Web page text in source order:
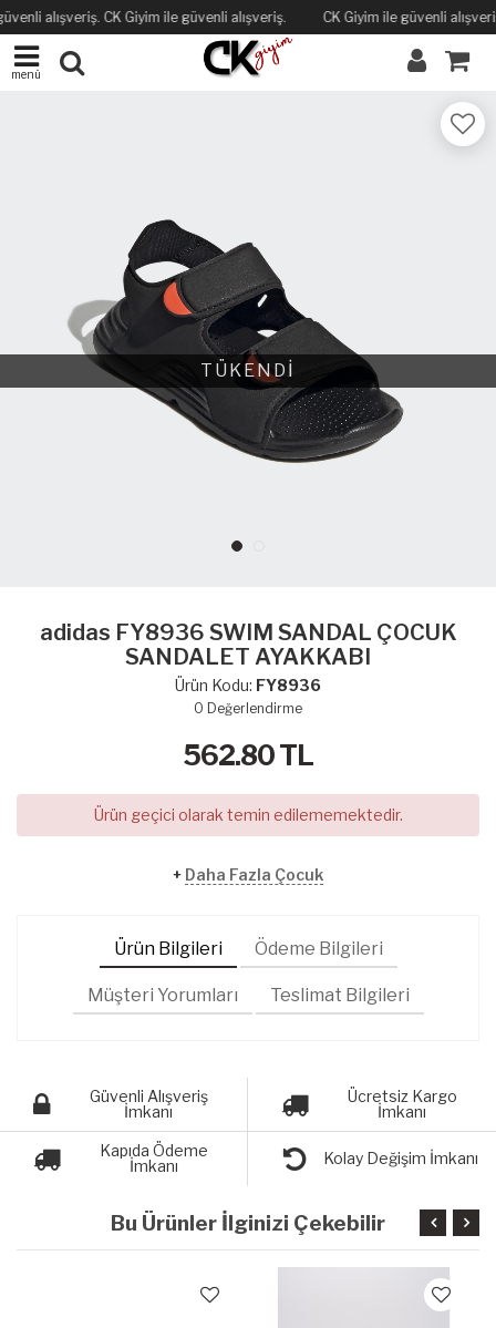
alışveriş. CK Giyim ile güvenli alışveriş. CK Giyim ile güvenli
menü
TÜKENDİ
adidas FY8936 SWIM SANDAL ÇOCUK
SANDALET AYAKKABI
Ürün Kodu: FY8936
0 Değerlendirme
562.80TL
Ürün geçici olarak temin edilememektedir.
+ Daha Fazla Çocuk
Ürün Bilgileri Ödeme Bilgileri
Müşteri Yorumları Teslimat Bilgileri
Güvenli Alışveriş
İmkanı
Ücretsiz Kargo
İmkanı
Kapıda Ödeme
İmkanı
Kolay Değişim İmkanı
Bu Ürünler İlginizi Çekebilir